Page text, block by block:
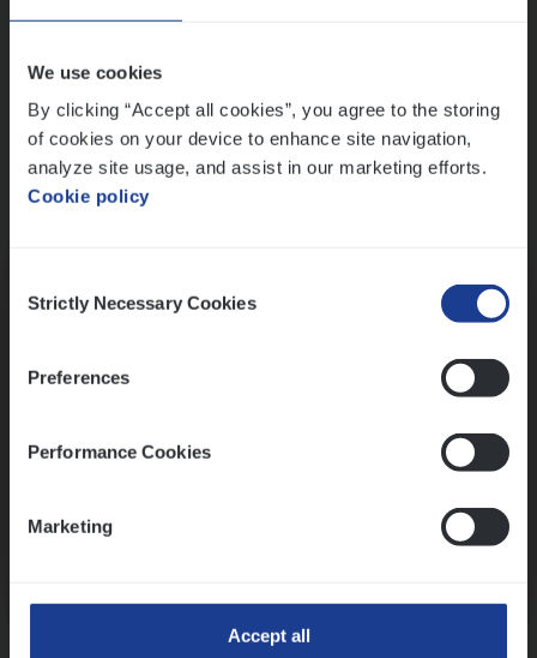
We use cookies
By clicking “Accept all cookies”, you agree to the storing
of cookies on your device to enhance site navigation,
analyze site usage, and assist in our marketing efforts.
Cookie policy
Selection
Strictly Necessary Cookies
Preferences
Performance Cookies
Marketing
Accept all